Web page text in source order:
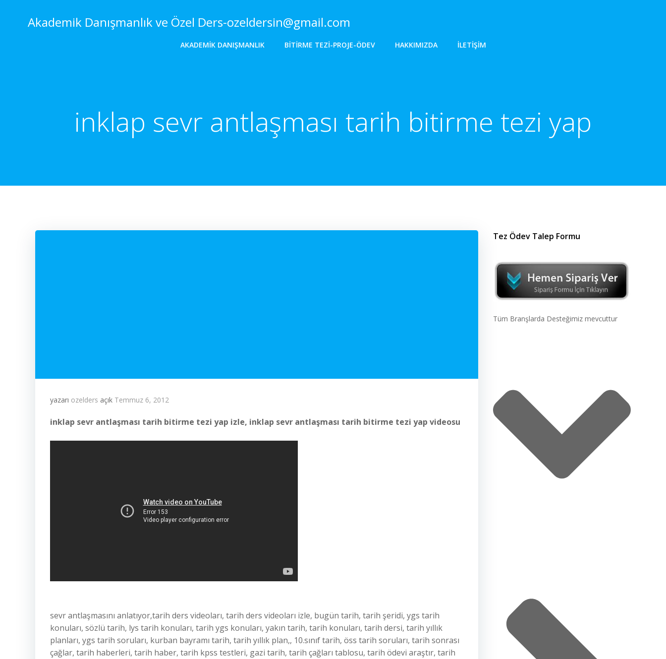
Akademik Danışmanlık ve Özel Ders-ozeldersin@gmail.com
AKADEMIK DANIŞMANLIK BITIRME TEZI-PROJE-ÖDEV HAKKIMIZDA İLETIŞIM
inklap sevr antlaşması tarih bitirme tezi yap
yazarı ozelders açık Temmuz 6, 2012
inklap sevr antlaşması tarih bitirme tezi yap izle, inklap sevr antlaşması tarih bitirme tezi yap videosu
sevr antlaşmasını anlatıyor,tarih ders videoları, tarih ders videoları izle, bugün tarih, tarih şeridi, ygs tarih
konuları, sözlü tarih, lys tarih konuları, tarih ygs konuları, yakın tarih, tarih konuları, tarih dersi, tarih yıllık
planları, ygs tarih soruları, kurban bayramı tarih, tarih yıllık plan,, 10.sınıf tarih, öss tarih soruları, tarih sonrası
çağlar, tarih haberleri, tarih haber, tarih kpss testleri, gazi tarih, tarih çağları tablosu, tarih ödevi araştır, tarih
Tez Ödev Talep Formu
Tüm Branşlarda Desteğimiz mevcuttur